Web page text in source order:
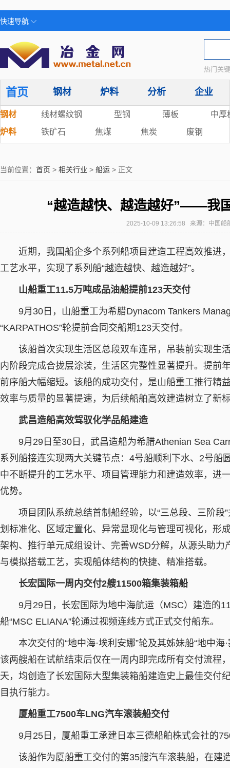
快速导航
热门关
首页 钢材 炉料 分析 企业
钢材 线材螺纹钢 型钢 薄板
中厚
炉料
铁矿石 焦煤 焦炭 废钢
当前位置： 首页 > 相关行业 > 船运 > 正文
“越造越快、越造越好”——我
2025-10-09 13:26:58 来源：中国
近期，我国船企多个系列船项目建造工程高效推进
工艺水平，实现了系列船“越造越快、越造越好”。
山船重工11.5万吨成品油船提前123天交付
9月30日，山船重工为希腊Dynacom Tankers
“KARPATHOS”轮提前合同交船期123天交付。
该船首次实现生活区总段双车连吊，吊装前实现生
内阶段完成合拢层涂装，生活区完整性显著提升。提前
前序船大幅缩短。该船的成功交付，是山船重工推行精
效率与质量的显著提速，为后续船舶高效建造树立了新
武昌造船高效驾驭化学品船建造
9月29日至30日，武昌造船为希腊Athenian Sea
系列船接连实现两大关键节点：4号船顺利下水、2号船
中不断提升的工艺水平、项目管理能力和建造效率，进
优势。
项目团队系统总结首制船经验，以“三总段、三阶
划标准化、区域定置化、异常显现化与管理可视化，形
架构、推行单元成组设计、完善WSD分解，从源头助
与模拟搭载工艺，实现船体结构的快捷、精准搭载。
长宏国际一周内交付2艘11500箱集装箱船
9月29日，长宏国际为地中海航运（MSC）建造的
船“MSC ELIANA”轮通过视频连线方式正式交付船东。
本次交付的“地中海·埃利安娜”轮及其姊妹船“地中
该两艘船在试航结束后仅在一周内即完成所有交付流程
天，均创造了长宏国际大型集装箱船建造史上最佳交付
目执行能力。
厦船重工7500车LNG汽车滚装船交付
9月25日，厦船重工承建日本三德船舶株式会社的
该船作为厦船重工交付的第35艘汽车滚装船，在建